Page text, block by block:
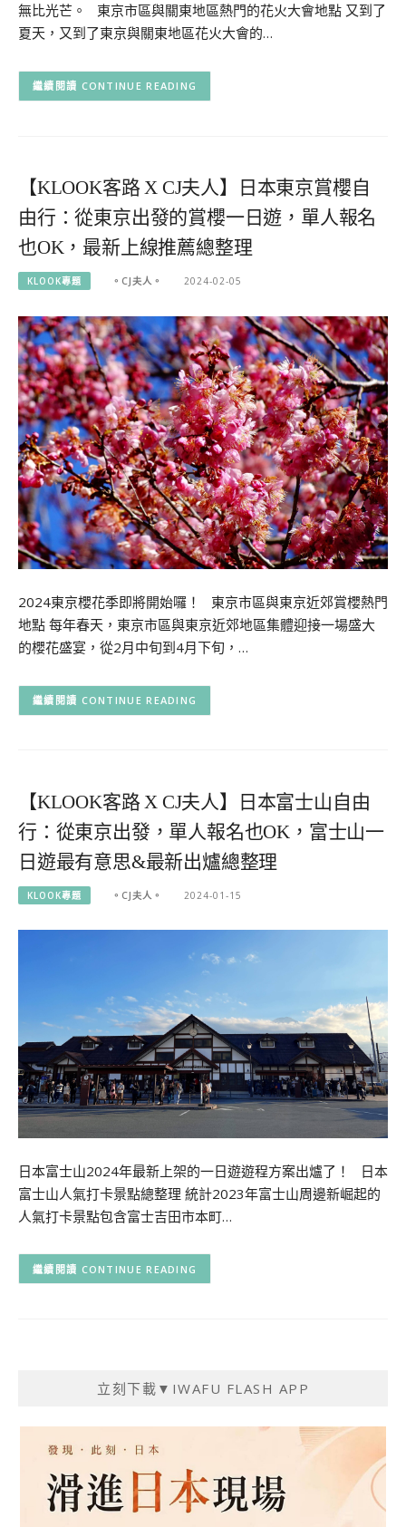
無比光芒。 東京市區與關東地區熱門的花火大會地點 又到了
夏天，又到了東京與關東地區花火大會的…
CONTINUE READING
【KLOOK客路 X CJ夫人】日本東京賞櫻自
由行：從東京出發的賞櫻一日遊，單人報名
也OK，最新上線推薦總整理
KLOOK專題 。CJ夫人。 2024-02-05
2024東京櫻花季即將開始囉！ 東京市區與東京近郊賞櫻熱門
地點 每年春天，東京市區與東京近郊地區集體迎接一場盛大
的櫻花盛宴，從2月中旬到4月下旬，…
CONTINUE READING
【KLOOK客路 X CJ夫人】日本富士山自由
行：從東京出發，單人報名也OK，富士山一
日遊最有意思&最新出爐總整理
KLOOK專題 。CJ夫人。 2024-01-15
日本富士山2024年最新上架的一日遊遊程方案出爐了！ 日本
富士山人氣打卡景點總整理 統計2023年富士山周邊新崛起的
人氣打卡景點包含富士吉田市本町…
CONTINUE READING
立刻下載▼IWAFU FLASH APP